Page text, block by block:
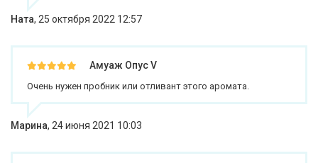
Ната, 25 октября 2022 12:57
Амуаж Опус V
Очень нужен пробник или отливант этого аромата.
Марина, 24 июня 2021 10:03